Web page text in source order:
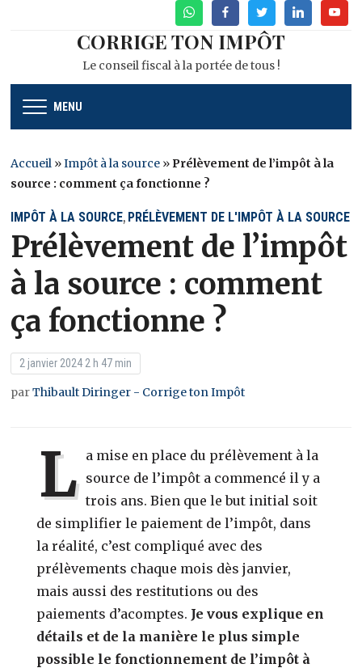
WhatsAppFacebookTwitterLinkedin
CORRIGE TON IMPÔT
Le conseil fiscal à la portée de tous !
MENU
Accueil »Impôt à la source » Prélèvement de l’impôt à la
source : comment ça fonctionne ?
IMPÔT À LA SOURCE, PRÉLÈVEMENT DE L'IMPÔT À LA SOURCE
Prélèvement de l’impôt
à la source : comment
ça fonctionne ?
2 janvier 2024 2 h 47 min
parThibault Diringer - Corrige ton Impôt
L a mise en place du prélèvement à la
source de l’impôt a commencé il y a
trois ans. Bien que le but initial soit
de simplifier le paiement de l’impôt, dans
la réalité, c’est compliqué avec des
prélèvements chaque mois dès janvier,
mais aussi des restitutions ou des
paiements d’acomptes. Je vous explique en
détails et de la manière le plus simple
possible le fonctionnement de l’impôt à